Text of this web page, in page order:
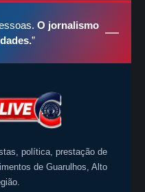
O jornalismo
”
política, prestação de
de Guarulhos, Alto